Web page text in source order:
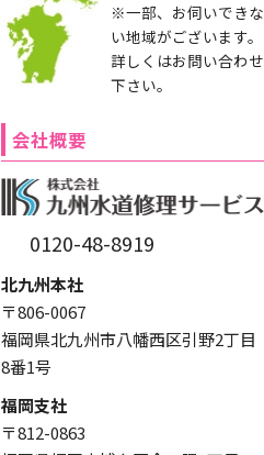
※一部、お伺いできな
い地域がございます。
詳しくはお問い合わせ
下さい。
会社概要
0120-48-8919
北九州本社
〒806-0067
福岡県北九州市八幡西区引野2丁目
8番1号
福岡支社
〒812-0863